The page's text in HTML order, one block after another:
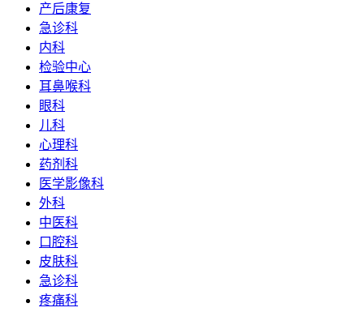
产后康复
急诊科
内科
检验中心
耳鼻喉科
眼科
儿科
心理科
药剂科
医学影像科
外科
中医科
口腔科
皮肤科
急诊科
疼痛科